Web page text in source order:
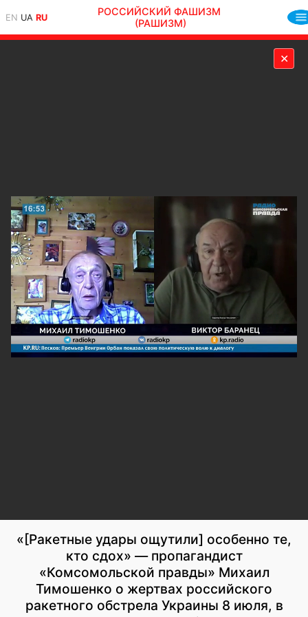
EN UA RU
РОССИЙСКИЙ ФАШИЗМ
(РАШИЗМ)
✕
«[Ракетные удары ощутили] особенно те,
кто сдох» — пропагандист
«Комсомольской правды» Михаил
Тимошенко о жертвах российского
ракетного обстрела Украины 8 июля, в